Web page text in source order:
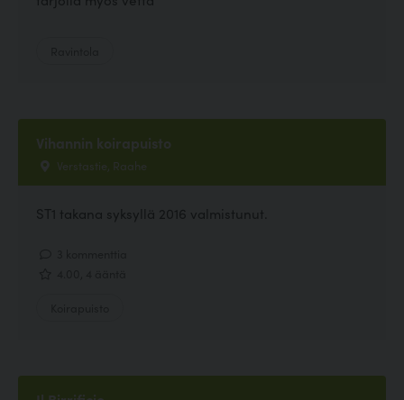
Vihannin koirapuisto
Verstastie, Raahe
ST1 takana syksyllä 2016 valmistunut.